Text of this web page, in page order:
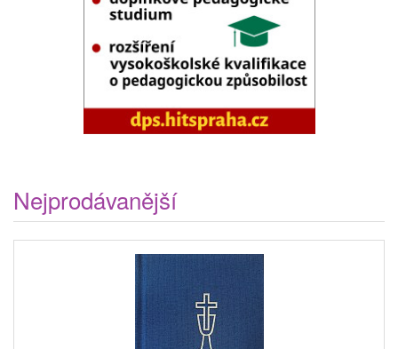
Nejprodávanější